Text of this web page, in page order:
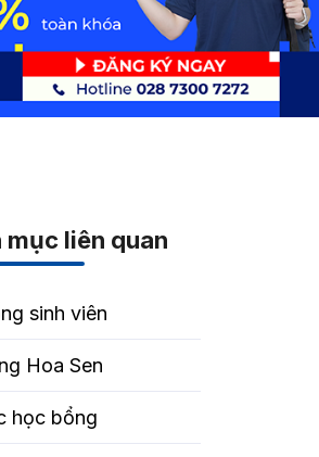
mục liên quan
sinh viên
Hoa Sen
học bổng